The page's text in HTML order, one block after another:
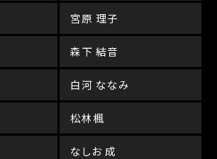
宮原 理子
森下 結音
白河 ななみ
松林楓
なしお 成